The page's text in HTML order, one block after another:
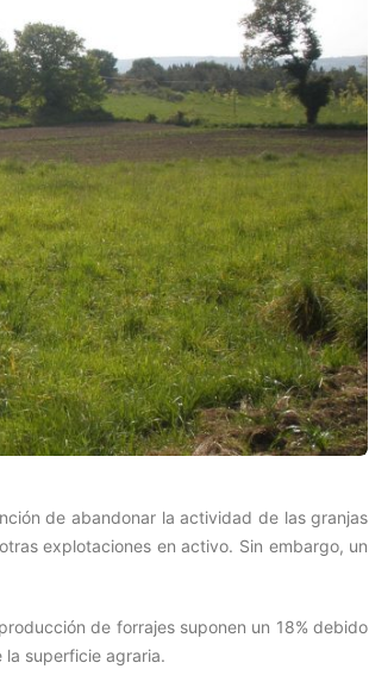
de abandonar la actividad de las granjas
explotaciones en activo. Sin embargo, un
de forrajes suponen un 18% debido
superficie agraria.